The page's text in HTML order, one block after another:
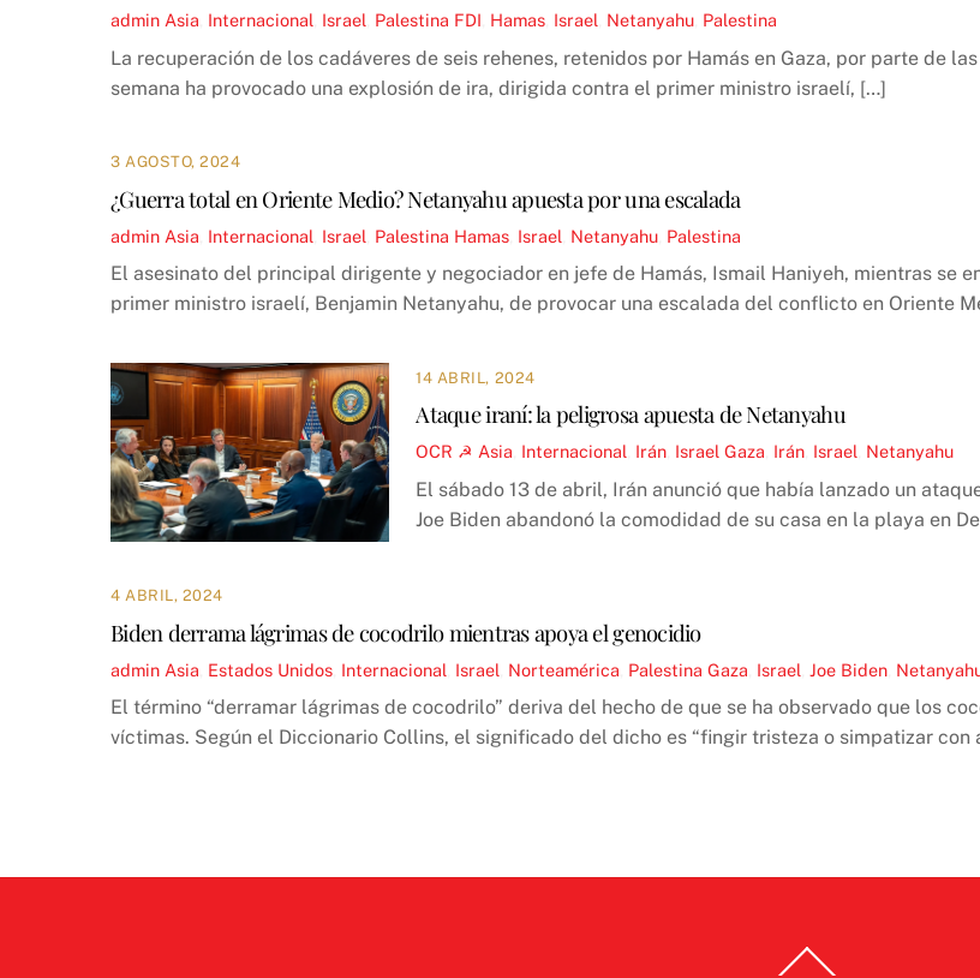
admin Asia Internacional Israel Palestina FDI Hamas Israel Netanyahu Palestina
La recuperación de los cadáveres de seis rehenes, retenidos por Hamás en Gaza, por parte de
semana ha provocado una explosión de ira, dirigida contra el primer ministro israelí, […]
3 AGOSTO, 2024
¿Guerra total en Oriente Medio? Netanyahu apuesta por una escalada
admin Asia Internacional Israel Palestina Hamas Israel Netanyahu Palestina
El asesinato del principal dirigente y negociador en jefe de Hamás, Ismail Haniyeh, mientras se
primer ministro israelí, Benjamin Netanyahu, de provocar una escalada del conflicto en Oriente
14 ABRIL, 2024
Ataque iraní: la peligrosa apuesta de Netanyahu
OCR ☭ Asia Internacional Irán Israel Gaza Irán Israel Netanyahu
El sábado 13 de abril, Irán anunció que había lanzado un
Joe Biden abandonó la comodidad de su casa en la playa en
4 ABRIL, 2024
Biden derrama lágrimas de cocodrilo mientras apoya el genocidio
admin Asia Estados Unidos Internacional Israel Norteamérica Palestina Gaza Israel Joe Biden
El término “derramar lágrimas de cocodrilo” deriva del hecho de que se ha observado que los
víctimas. Según el Diccionario Collins, el significado del dicho es “fingir tristeza o simpatizar con